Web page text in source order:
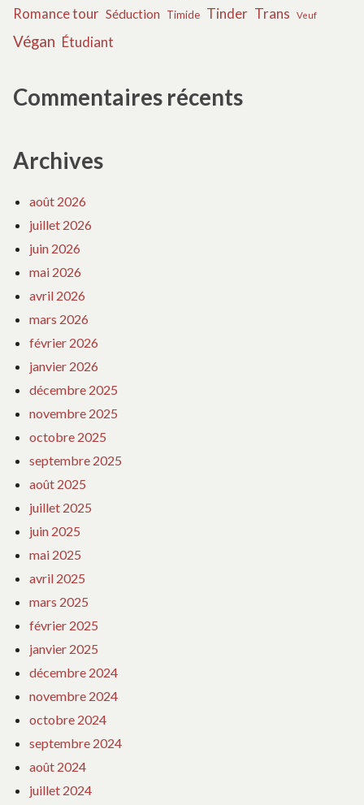
Romance tour Séduction Timide Tinder Trans Veuf
Végan Étudiant
Commentaires récents
Archives
août 2026
juillet 2026
juin 2026
mai 2026
avril 2026
mars 2026
février 2026
janvier 2026
décembre 2025
novembre 2025
octobre 2025
septembre 2025
août 2025
juillet 2025
juin 2025
mai 2025
avril 2025
mars 2025
février 2025
janvier 2025
décembre 2024
novembre 2024
octobre 2024
septembre 2024
août 2024
juillet 2024